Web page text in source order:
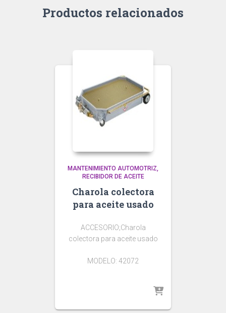
Productos relacionados
MANTENIMIENTO AUTOMOTRIZ
RECIBIDOR DE ACEITE
Charola colectora
para aceite usado
ACCESORIO;Charola
colectora para aceite usado
MODELO: 42072